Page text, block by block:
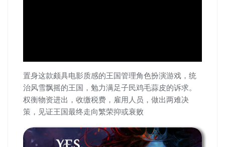
置身这款颇具电影质感的王国管理角色扮演游戏，统
治风雪飘摇的王国，勉力满足子民鸡毛蒜皮的诉求。
权衡物资进出，收缴税费，雇用人员，做出两难决
策，见证王国最终走向繁荣抑或衰败